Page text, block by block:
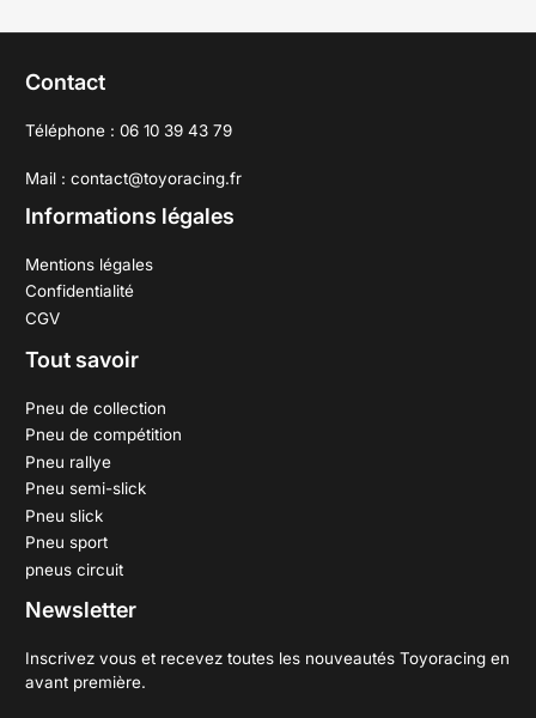
Contact
Téléphone : 06 10 39 43 79
Mail : contact@toyoracing.fr
Informations légales
Mentions légales
Confidentialité
CGV
Tout savoir
Pneu de collection
Pneu de compétition
Pneu rallye
Pneu semi-slick
Pneu slick
Pneu sport
pneus circuit
Newsletter
Inscrivez vous et recevez toutes les nouveautés Toyoracing en
avant première.